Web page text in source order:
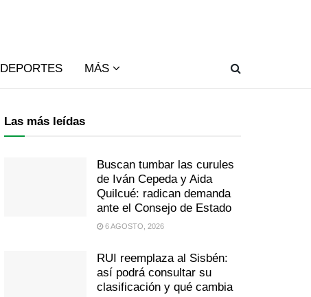
DEPORTES MÁS
Las más leídas
Buscan tumbar las curules
de Iván Cepeda y Aida
Quilcué: radican demanda
ante el Consejo de Estado
6 AGOSTO, 2026
RUI reemplaza al Sisbén:
así podrá consultar su
clasificación y qué cambia